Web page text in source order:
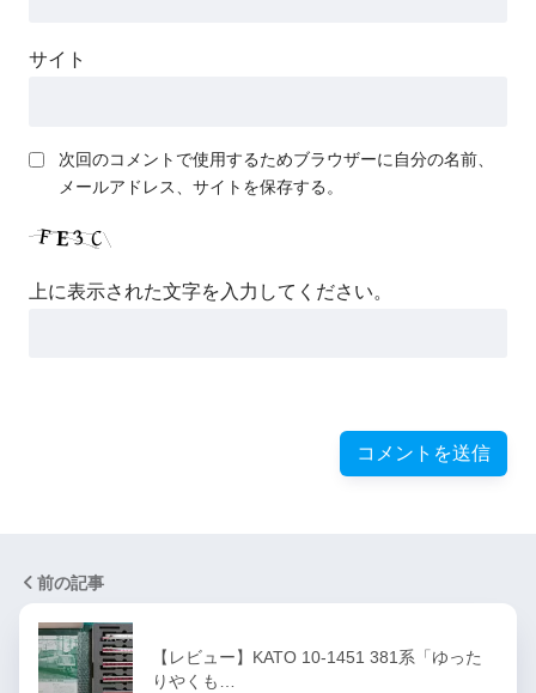
サイト
次回のコメントで使用するためブラウザーに自分の名前、
メールアドレス、サイトを保存する。
上に表示された文字を入力してください。
前の記事
【レビュー】KATO 10-1451 381系「ゆった
りやくも…